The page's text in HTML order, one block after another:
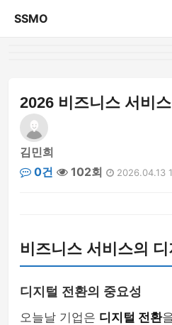
SSMO
2026 비즈니스 서비
김민희
0건
102회 2026.04.13
비즈니스 서비스의
디지털 전환의 중요성
오늘날 기업은 디지털 전환